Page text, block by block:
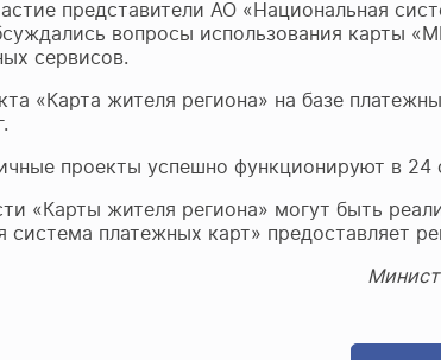
представители АО «Национальная
вопросы использования карты
сервисов.
«Карта жителя региона» на базе
проекты успешно функционируют в 24
«Карты жителя региона» могут быть
платежных карт» предоставляет